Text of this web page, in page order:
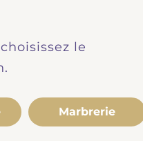
le
Marbrerie